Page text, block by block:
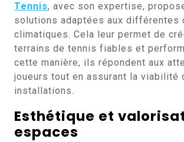
Tennis, avec son expertise,
solutions adaptées aux différentes
climatiques. Cela leur permet de
terrains de tennis fiables et
cette manière, ils répondent aux
joueurs tout en assurant la viabilité
installations.
Esthétique et
espaces